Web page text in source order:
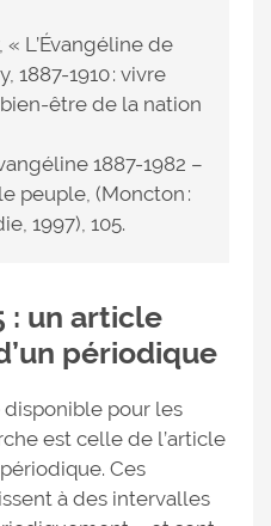
« L’Évangéline de
1887-1910 : vivre
être de la nation
1887-1982 –
peuple, (Moncton :
1997), 105.
: un article
périodique
pour les
est celle de l’article
Ces
à des intervalles